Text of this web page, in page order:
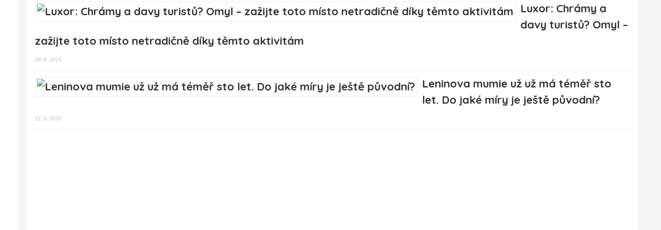
Luxor: Chrámy a
davy turistů? Omyl –
zažijte toto místo netradičně díky těmto aktivitám
24. 8. 2025
Leninova mumie už už má téměř sto
let. Do jaké míry je ještě původní?
22. 6. 2020